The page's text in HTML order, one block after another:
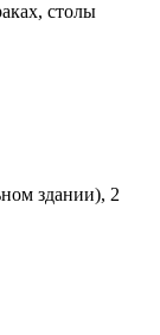
столы
здании), 2